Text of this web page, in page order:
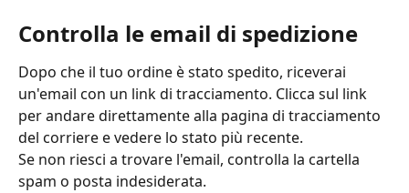
Controlla le email di spedizione
Dopo che il tuo ordine è stato spedito, riceverai
un'email con un link di tracciamento. Clicca sul link
per andare direttamente alla pagina di tracciamento
del corriere e vedere lo stato più recente.
Se non riesci a trovare l'email, controlla la cartella
spam o posta indesiderata.